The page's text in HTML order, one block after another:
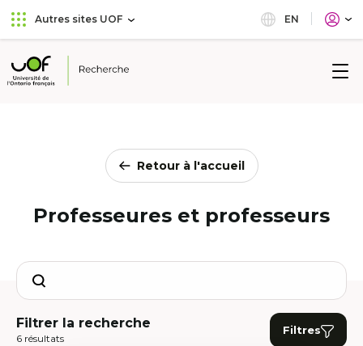
Aller
au
principal
Passer
au
Autres sites UOF EN
Université
Retour à l'accueil
Professeures et professeurs
Search
Filtrer la recherche
6 résultats
Filtres